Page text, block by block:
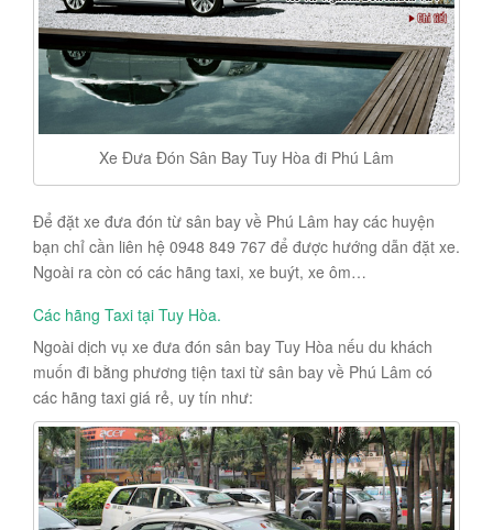
Xe Đưa Đón Sân Bay Tuy Hòa đi Phú Lâm
Để đặt xe đưa đón từ sân bay về Phú Lâm hay các huyện
bạn chỉ cần liên hệ 0948 849 767 để được hướng dẫn đặt xe.
Ngoài ra còn có các hãng taxi, xe buýt, xe ôm…
Các hãng Taxi tại Tuy Hòa.
Ngoài dịch vụ xe đưa đón sân bay Tuy Hòa nếu du khách
muốn đi bằng phương tiện taxi từ sân bay về Phú Lâm có
các hãng taxi giá rẻ, uy tín như: